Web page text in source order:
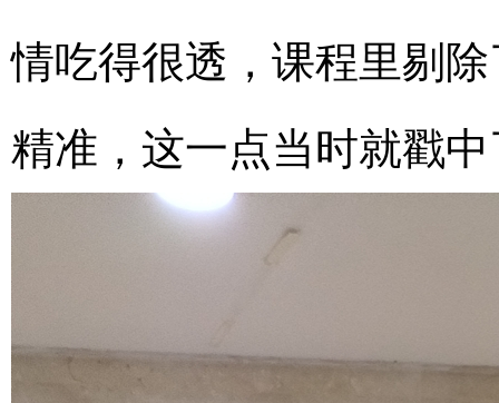
情吃得很透，课程里剔
精准，这一点当时就戳